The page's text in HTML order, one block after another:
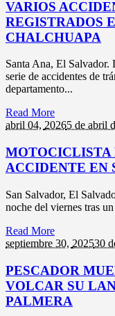
VARIOS
REGISTRADOS
CHALCHUAPA
Santa Ana, El Salvador.
serie de accidentes de
departamento...
Read More
abril 04, 20265 de abril
MOTOCICLISTA
ACCIDENTE EN
San Salvador, El
noche del viernes tras
Read More
septiembre 30, 202530
PESCADOR
VOLCAR SU
PALMERA